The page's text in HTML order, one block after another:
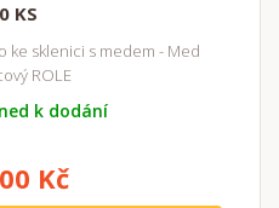
KS
ke sklenici s medem - Med
ROLE
k dodání
Kč